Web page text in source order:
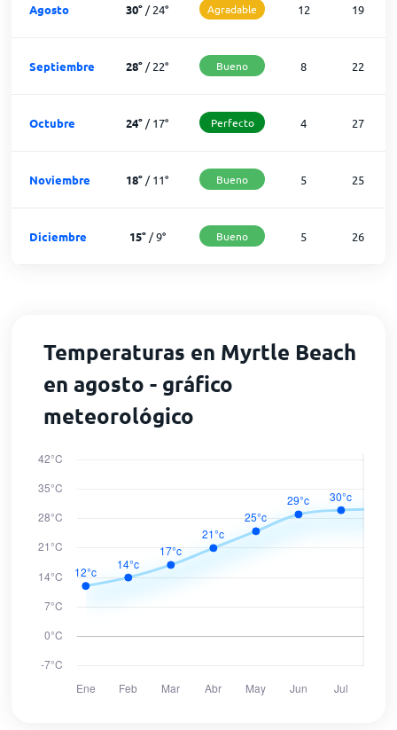
Agosto 30° /24° Agradable 12 19
Septiembre 28° /22° Bueno 8 22
Octubre 24° /17° Perfecto 4 27
Noviembre 18° /11° Bueno 5 25
Diciembre 15°/9° Bueno 5 26
Temperaturas en Myrtle Beach
en agosto - gráfico
meteorológico